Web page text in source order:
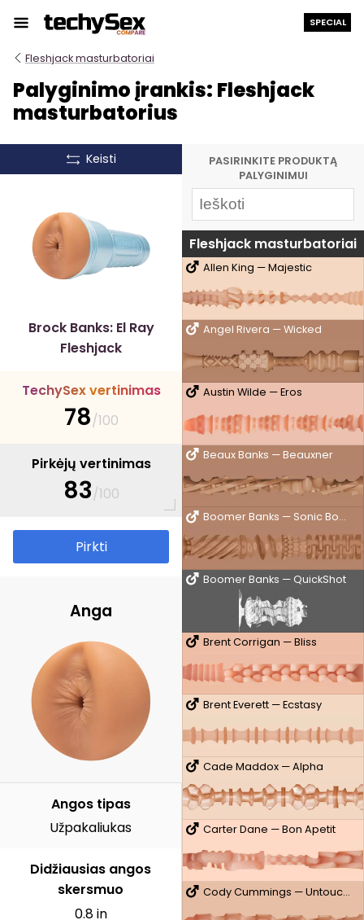
turinio
SPECIAL
Fleshjack masturbatoriai
Palyginimo įrankis: Fleshjack
masturbatorius
PASIRINKITE PRODUKTĄ
PALYGINIMUI
Fleshjack masturbatoriai
Allen King — Majestic
Angel Rivera — Wicked
Austin Wilde — Eros
Beaux Banks — Beauxner
Boomer Banks — Sonic Boom
Boomer Banks — QuickShot
Brent Corrigan — Bliss
Brent Everett — Ecstasy
Cade Maddox — Alpha
Carter Dane — Bon Apetit
Cody Cummings — Untouched
Keisti
Brock Banks: El Ray
Fleshjack
TechySexvertinimas
78/100
Pirkėjų vertinimas
83/100
Pirkti
Anga
Angos tipas
Užpakaliukas
Didžiausias angos
skersmuo
0.8 in